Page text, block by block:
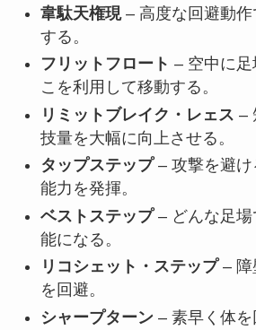
韋駄天権現– 高度な回避動作
する。
フリットフロート – 空中に
こを利用して移動する。
リミットブレイク・レェス –
技量を大幅に向上させる。
タップステップ– 攻撃を避け
能力を発揮。
ベストステップ– どんな足場
能になる。
リコシェット・ステップ– 障
を回避。
シャープターン– 素早く体を